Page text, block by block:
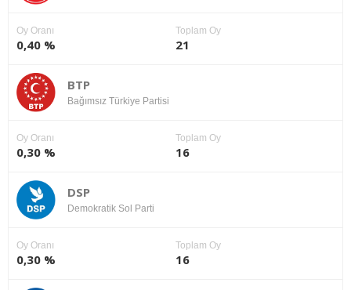
Oy Oranı
0,40 %
Toplam Oy
21
BTP
Bağımsız Türkiye Partisi
Oy Oranı
0,30 %
Toplam Oy
16
DSP
Demokratik Sol Parti
Oy Oranı
0,30 %
Toplam Oy
16